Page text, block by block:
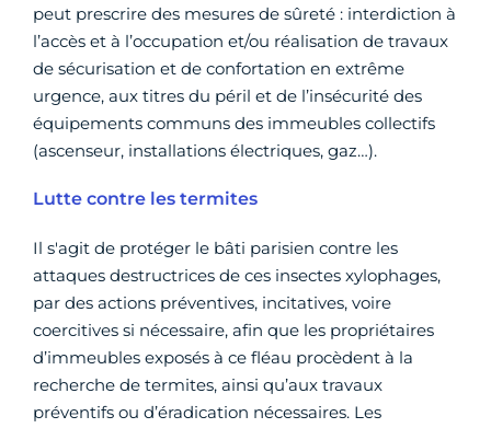
peut prescrire des mesures de sûreté : interdiction à
l’accès et à l’occupation et/ou réalisation de travaux
de sécurisation et de confortation en extrême
urgence, aux titres du péril et de l’insécurité des
équipements communs des immeubles collectifs
(ascenseur, installations électriques, gaz…).
Lutte contre les termites
Il s'agit de protéger le bâti parisien contre les
attaques destructrices de ces insectes xylophages,
par des actions préventives, incitatives, voire
coercitives si nécessaire, afin que les propriétaires
d’immeubles exposés à ce fléau procèdent à la
recherche de termites, ainsi qu’aux travaux
préventifs ou d’éradication nécessaires. Les